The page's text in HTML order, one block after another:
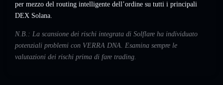
per mezzo del routing intelligente dell’ordine su tutti i principali
DEX Solana.
N.B.: La scansione dei rischi integrata di Solflare ha individuato
potenziali problemi con VERRA DNA. Esamina sempre le
valutazioni dei rischi prima di fare trading.